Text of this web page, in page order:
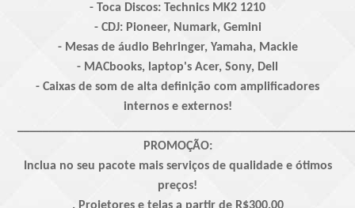
- Toca Discos: Technics MK2 1210
- CDJ: Pioneer, Numark, Gemini
- Mesas de áudio Behringer, Yamaha, Mackie
- MACbooks, laptop's Acer, Sony, Dell
- Caixas de som de alta definição com amplificadores
internos e externos!
PROMOÇÃO:
Inclua no seu pacote mais serviços de qualidade e ótimos
preços!
. Projetores e telas a partir de R$300,00